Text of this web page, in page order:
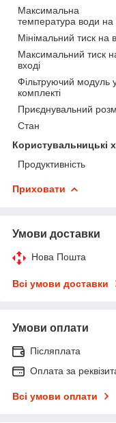
Максимальна
температура води на
Мінімальний тиск на
Максимальний тиск
вході
Фільтруючий модуль
комплекті
Приєднувальний
Стан
Користувальницькі
Продуктивність
Приховати
Умови доставки
Нова Пошта
Всі умови доставки
Умови оплати
Післяплата
Оплата за
Всі умови оплати